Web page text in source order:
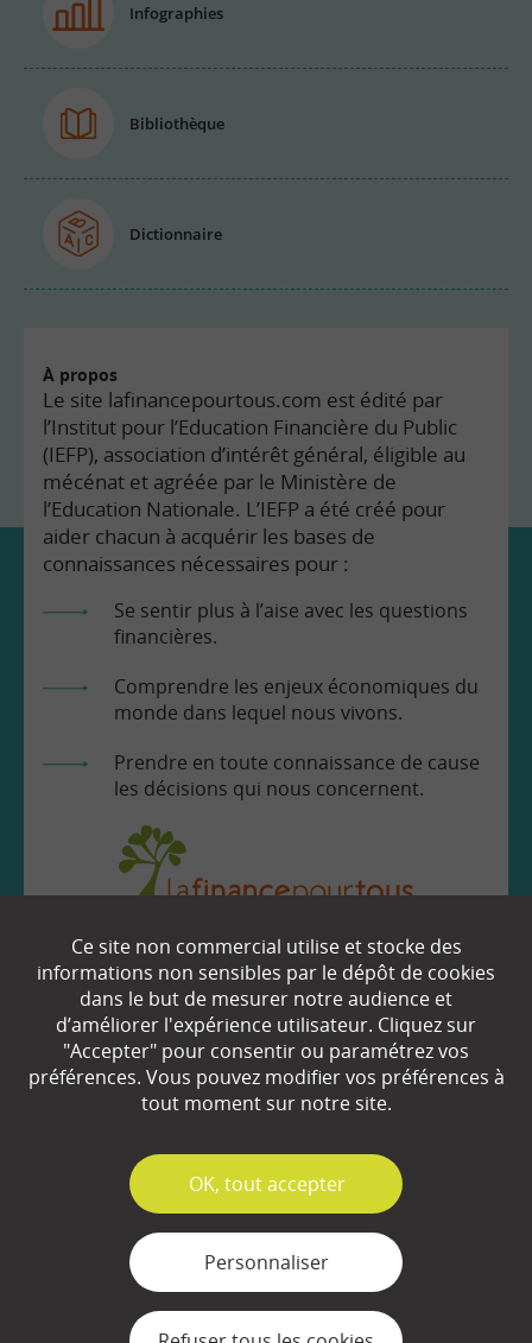
Infographies
Bibliothèque
Dictionnaire
À propos
Le site lafinancepourtous.com est édité par
l’Institut pour l’Education Financière du Public
(IEFP), association d’intérêt général, éligible au
mécénat et agréée par le Ministère de
l’Education Nationale. L’IEFP a été créé pour
aider chacun à acquérir les bases de
connaissances nécessaires pour :
Se sentir plus à l’aise avec les questions
financières.
Comprendre les enjeux économiques du
monde dans lequel nous vivons.
Prendre en toute connaissance de cause
les décisions qui nous concernent.
EN SAVOIR
Qui sommes-nous ?
Partenaires
Plan du site
Mentions légales
Ce site non commercial utilise et stocke des
informations non sensibles par le dépôt de cookies
dans le but de mesurer notre audience et
d’améliorer l'expérience utilisateur. Cliquez sur
"Accepter" pour consentir ou paramétrez vos
préférences. Vous pouvez modifier vos préférences à
tout moment sur notre site.
✓
OK, tout accepter
Personnaliser